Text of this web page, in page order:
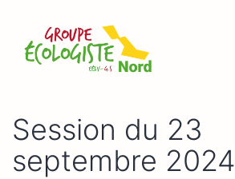
contenu
Groupe
Session du 23
septembre 2024